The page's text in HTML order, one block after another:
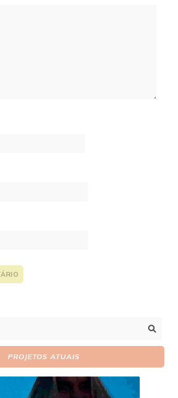
PROJETOS ATUAIS